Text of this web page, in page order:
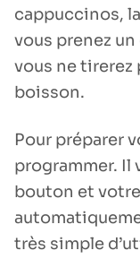
cappuccinos,
vous prenez
vous ne tirerez
boisson.
Pour préparer
programmer. Il
bouton et
très simple